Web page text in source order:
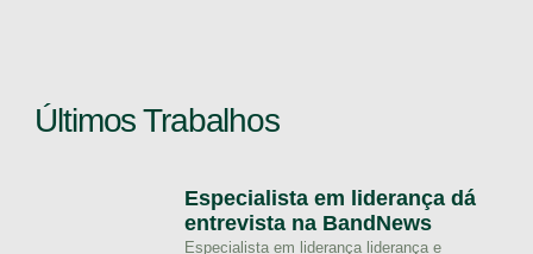
Últimos Trabalhos
Especialista em liderança dá
entrevista na BandNews
Especialista em liderança liderança e